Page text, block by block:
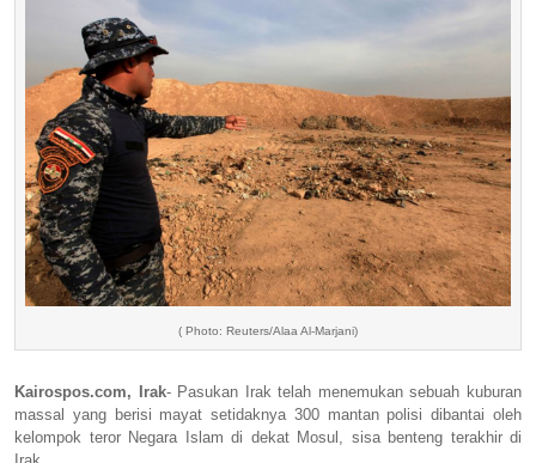
( Photo: Reuters/Alaa Al-Marjani)
Kairospos.com, Irak- Pasukan Irak telah menemukan sebuah kuburan
massal yang berisi mayat setidaknya 300 mantan polisi dibantai oleh
kelompok teror Negara Islam di dekat Mosul, sisa benteng terakhir di